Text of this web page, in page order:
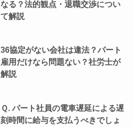
なる？法的観点・退職交渉につい
て解説
36協定がない会社は違法？パート
雇用だけなら問題ない？社労士が
解説
Ｑ. パート社員の電車遅延による遅
刻時間に給与を支払うべきでしょ